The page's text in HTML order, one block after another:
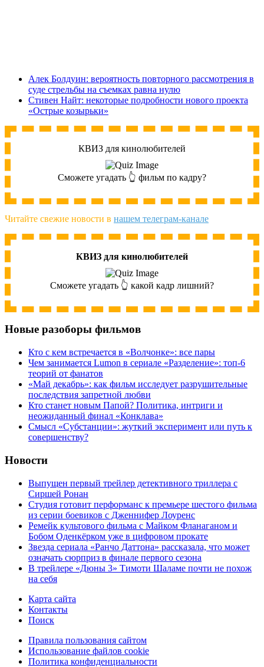
Алек Болдуин: вероятность повторного рассмотрения в
суде стрельбы на съемках равна нулю
Стивен Найт: некоторые подробности нового проекта
«Острые козырьки»
КВИЗ для кинолюбителей
Сможете угадать 👆 фильм по кадру?
Читайте свежие новости в нашем телеграм-канале
КВИЗ для кинолюбителей
Сможете угадать 👆 какой кадр лишний?
Новые разоборы фильмов
Кто с кем встречается в «Волчонке»: все пары
Чем занимается Lumon в сериале «Разделение»: топ-6
теорий от фанатов
«Май декабрь»: как фильм исследует разрушительные
последствия запретной любви
Кто станет новым Папой? Политика, интриги и
неожиданный финал «Конклава»
Cмысл «Субстанции»: жуткий эксперимент или путь к
совершенству?
Новости
Выпущен первый трейлер детективного триллера с
Сиршей Ронан
Студия готовит перформанс к премьере шестого фильма
из серии боевиков с Дженнифер Лоуренс
Ремейк культового фильма с Майком Фланаганом и
Бобом Оденкёрком уже в цифровом прокате
Звезда сериала «Ранчо Даттона» рассказала, что может
означать сюрприз в финале первого сезона
В трейлере «Дюны 3» Тимоти Шаламе почти не похож
на себя
Карта сайта
Контакты
Поиск
Правила пользования сайтом
Использование файлов cookie
Политика конфиденциальности